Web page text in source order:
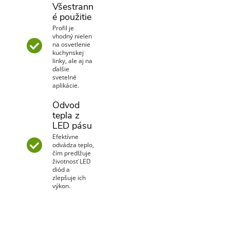
Všestrann
é použitie
Profil je
vhodný nielen
na osvetlenie
kuchynskej
linky, ale aj na
ďalšie
svetelné
aplikácie.
Odvod
tepla z
LED pásu
Efektívne
odvádza teplo,
čím predlžuje
životnosť LED
diód a
zlepšuje ich
výkon.